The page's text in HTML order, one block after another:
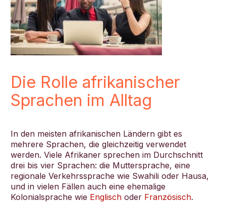
Die Rolle afrikanischer
Sprachen im Alltag
In den meisten afrikanischen Ländern gibt es
mehrere Sprachen, die gleichzeitig verwendet
werden. Viele Afrikaner sprechen im Durchschnitt
drei bis vier Sprachen: die Muttersprache, eine
regionale Verkehrssprache wie Swahili oder Hausa,
und in vielen Fällen auch eine ehemalige
Kolonialsprache wie Englisch oder Französisch.